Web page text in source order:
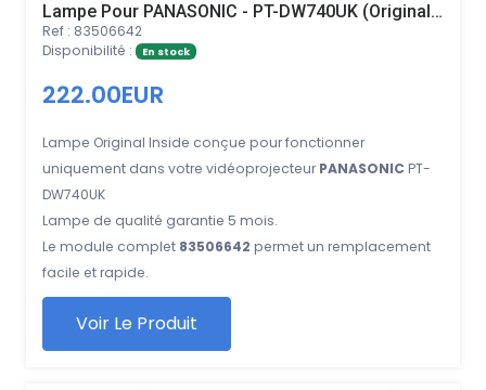
Lampe Pour PANASONIC - PT-DW740UK (Original Inside)
Ref : 83506642
Disponibilité :
En stock
222.00EUR
Lampe Original Inside conçue pour fonctionner
uniquement dans votre vidéoprojecteur PANASONICPT-
DW740UK
Lampe de qualité garantie 5 mois.
Le module complet 83506642 permet un remplacement
facile et rapide.
Voir Le Produit